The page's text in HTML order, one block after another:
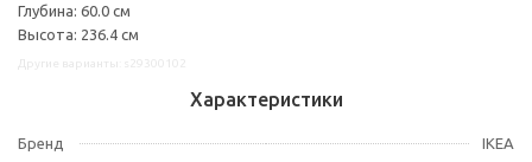
Глубина: 60.0 см
Высота: 236.4 см
Характеристики
Бренд IKEA